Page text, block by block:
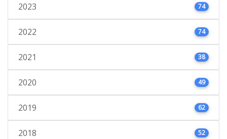
2023 74
2022 74
2021 38
2020 49
2019 62
2018 52